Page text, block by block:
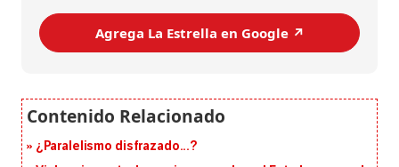
Agrega La Estrella en Google ↗️
¿Paralelismo disfrazado...?